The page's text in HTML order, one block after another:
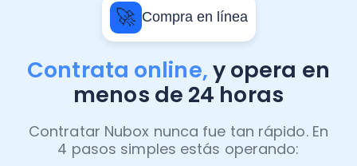
🚀 Compra en línea
Contrata online,y opera en
menos de 24 horas
Contratar Nubox nunca fue tan rápido. En
4 pasos simples estás operando: